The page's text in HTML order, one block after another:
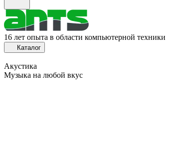
16 лет опыта в области компьютерной техники
Каталог
Акустика
Музыка на любой вкус